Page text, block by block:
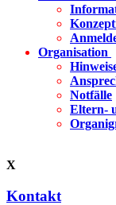
Organisation
Notfälle
Eltern-
X
Kontakt